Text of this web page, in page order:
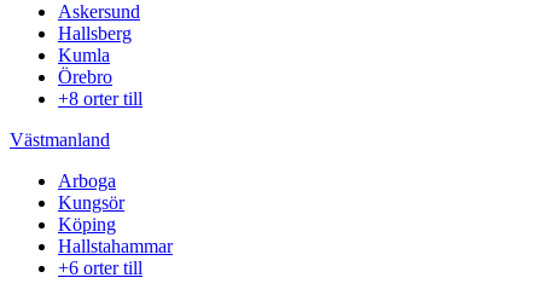
Askersund
Hallsberg
Kumla
Örebro
+8 orter till
Västmanland
Arboga
Kungsör
Köping
Hallstahammar
+6 orter till